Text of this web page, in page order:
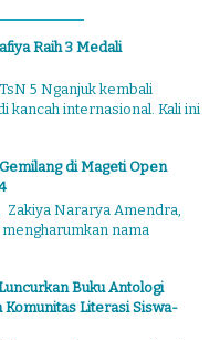
Raih 3 Medali
5 Nganjuk kembali
kancah internasional. Kali ini
di Mageti Open
Zakiya Nararya Amendra,
nama
Buku Antologi
Literasi Siswa-